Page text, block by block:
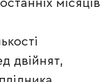
місяців
двійнят,